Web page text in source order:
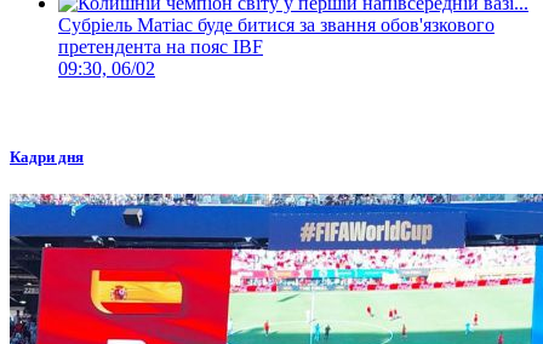
Субріель Матіас буде битися за звання обов'язкового
претендента на пояс IBF
09:30, 06/02
Кадри дня